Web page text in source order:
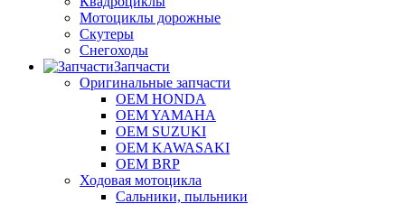
Мотоциклы дорожные
Скутеры
Снегоходы
Запчасти
Оригинальные запчасти
OEM HONDA
OEM YAMAHA
OEM SUZUKI
OEM KAWASAKI
OEM BRP
Ходовая мотоцикла
Сальники, пыльники